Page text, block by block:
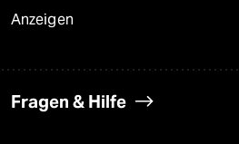
Anzeigen
Fragen & Hilfe